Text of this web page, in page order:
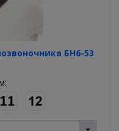
БН6-53